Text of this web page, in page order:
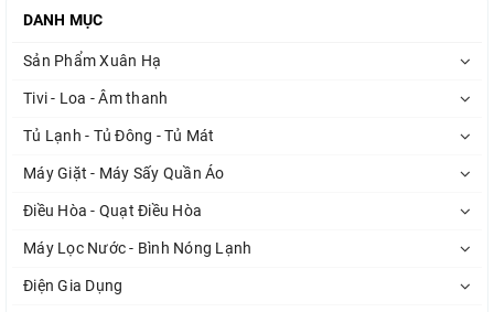
DANH MỤC
Sản Phẩm Xuân Hạ
Tivi - Loa - Âm thanh
Tủ Lạnh - Tủ Đông - Tủ Mát
Máy Giặt - Máy Sấy Quần Áo
Điều Hòa - Quạt Điều Hòa
Máy Lọc Nước - Bình Nóng Lạnh
Điện Gia Dụng